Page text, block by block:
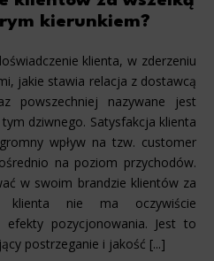
kierunkiem?
klienta, w zderzeniu
jakie stawia relacja z dostawcą
powszechniej nazywane jest
dziwnego. Satysfakcja klienta
wpływ na tzw. customer
na poziom przychodów.
w swoim brandzie klientów za
klienta nie ma oczywiście
efekty pozycjonowania. Jest to
postrzeganie i jakość [...]